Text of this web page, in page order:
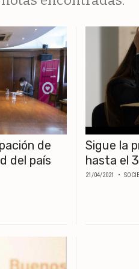
de
del país
Sigue la
hasta el
21/04/2021 •